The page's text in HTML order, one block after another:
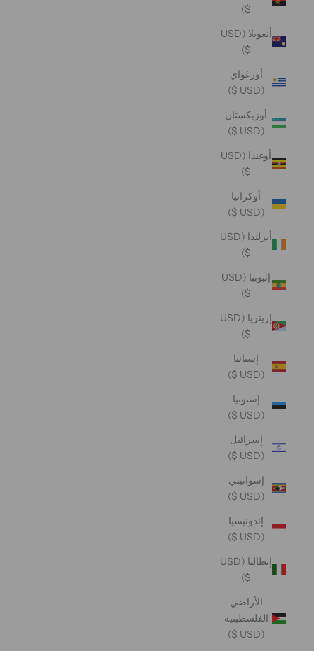
$)
أنغويلا (USD
$)
أورغواي
(USD $)
أوزبكستان
(USD $)
أوغندا (USD
$)
أوكرانيا
(USD $)
أيرلندا (USD
$)
إثيوبيا (USD
$)
إريتريا (USD
$)
إسبانيا
(USD $)
إستونيا
(USD $)
إسرائيل
(USD $)
إسواتيني
(USD $)
إندونيسيا
(USD $)
إيطاليا (USD
$)
الأراضي
الفلسطينية
(USD $)